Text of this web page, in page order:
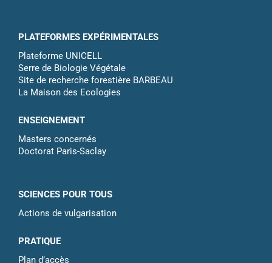
PLATEFORMES EXPÉRIMENTALES
Plateforme UNICELL
Serre de Biologie Végétale
Site de recherche forestière BARBEAU
La Maison des Ecologies
ENSEIGNEMENT
Masters concernés
Doctorat Paris-Saclay
SCIENCES POUR TOUS
Actions de vulgarisation
PRATIQUE
Plan d’accès